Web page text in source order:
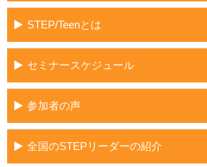
STEP/Teenとは
セミナースケジュール
参加者の声
全国のSTEPリーダーの紹介